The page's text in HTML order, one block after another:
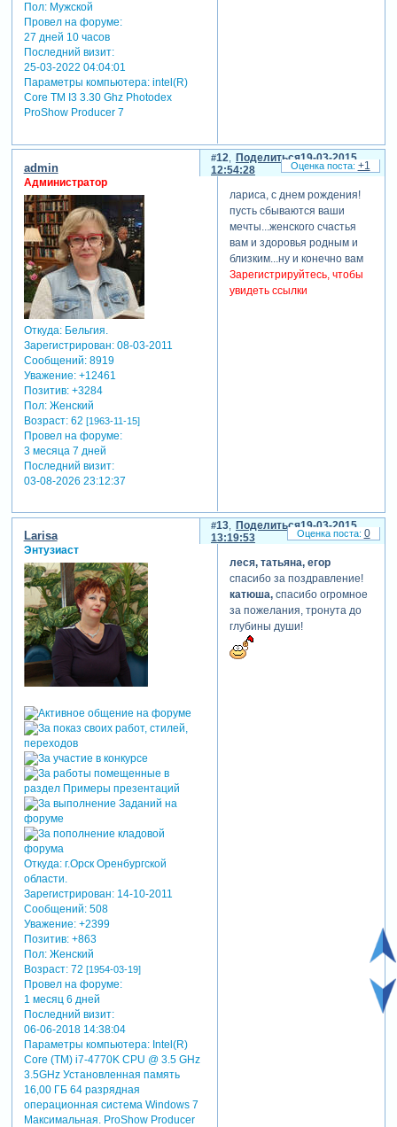
Пол:Мужской
Провел на форуме:
27 дней 10 часов
Последний визит:
25-03-2022 04:04:01
Параметры компьютера:intel(R)
Core TM I3 3.30 Ghz Photodex
ProShow Producer 7
Поделиться
12
19-03-2015
12:54:28
admin
Администратор
Откуда:Бельгия.
Зарегистрирован: 08-03-2011
Сообщений:8919
Уважение: +12461
Позитив: +3284
Пол:Женский
Возраст:62 [1963-11-15]
Провел на форуме:
3 месяца 7 дней
Последний визит:
03-08-2026 23:12:37
лариса, с днем рождения!
пусть сбываются ваши
мечты...женского счастья
вам и здоровья родным и
близким...ну и конечно вам
Зарегистрируйтесь, чтобы
увидеть ссылки
+1
Поделиться
13
19-03-2015
13:19:53
Larisa
Энтузиаст
Откуда:г.Орск Оренбургской
области.
Зарегистрирован: 14-10-2011
Сообщений:508
Уважение: +2399
Позитив: +863
Пол:Женский
Возраст:72 [1954-03-19]
Провел на форуме:
1 месяц 6 дней
Последний визит:
06-06-2018 14:38:04
Параметры компьютера:Intel(R)
Core (TM) i7-4770K CPU @ 3.5 GHz
3.5GHz Установленная память
16,00 ГБ 64 разрядная
операционная система Windows 7
Максимальная. ProShow Producer
леся, татьяна, егор
спасибо за поздравление!
катюша,спасибо огромное
за пожелания, тронута до
глубины души!
0